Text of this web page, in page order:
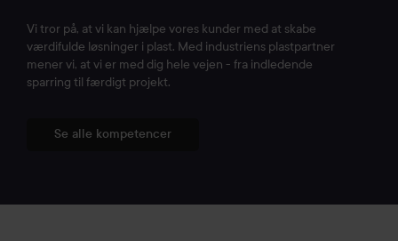
Vi tror på, at vi kan hjælpe vores kunder med at skabe
værdifulde løsninger i plast. Med industriens plastpartner
mener vi, at vi er med dig hele vejen - fra indledende
sparring til færdigt projekt.
Se alle kompetencer